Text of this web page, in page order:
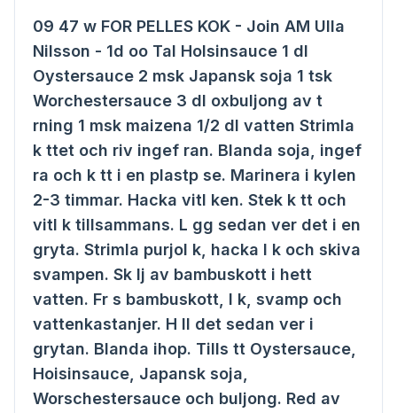
09 47 w FOR PELLES KOK - Join AM Ulla
Nilsson - 1d oo Tal Holsinsauce 1 dl
Oystersauce 2 msk Japansk soja 1 tsk
Worchestersauce 3 dl oxbuljong av t
rning 1 msk maizena 1/2 dl vatten Strimla
k ttet och riv ingef ran. Blanda soja, ingef
ra och k tt i en plastp se. Marinera i kylen
2-3 timmar. Hacka vitl ken. Stek k tt och
vitl k tillsammans. L gg sedan ver det i en
gryta. Strimla purjol k, hacka l k och skiva
svampen. Sk lj av bambuskott i hett
vatten. Fr s bambuskott, l k, svamp och
vattenkastanjer. H ll det sedan ver i
grytan. Blanda ihop. Tills tt Oystersauce,
Hoisinsauce, Japansk soja,
Worschestersauce och buljong. Red av